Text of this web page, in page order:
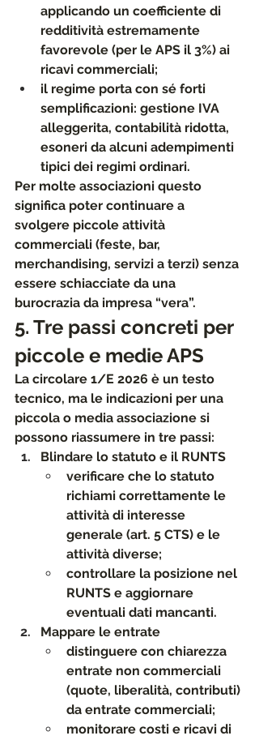
applicando un coefficiente di
redditività estremamente
favorevole (per le APS il 3%) ai
ricavi commerciali;
il regime porta con sé forti
semplificazioni: gestione IVA
alleggerita, contabilità ridotta,
esoneri da alcuni adempimenti
tipici dei regimi ordinari.
Per molte associazioni questo
significa poter continuare a
svolgere piccole attività
commerciali (feste, bar,
merchandising, servizi a terzi) senza
essere schiacciate da una
burocrazia da impresa “vera”.
5. Tre passi concreti per
piccole e medie APS
La circolare 1/E 2026 è un testo
tecnico, ma le indicazioni per una
piccola o media associazione si
possono riassumere in tre passi:
Blindare lo statuto e il RUNTS
verificare che lo statuto
richiami correttamente le
attività di interesse
generale (art. 5 CTS) e le
attività diverse;
controllare la posizione nel
RUNTS e aggiornare
eventuali dati mancanti.
Mappare le entrate
distinguere con chiarezza
entrate non commerciali
(quote, liberalità, contributi)
da entrate commerciali;
monitorare costi e ricavi di